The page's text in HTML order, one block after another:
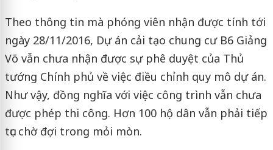
Theo thông tin mà phóng viên nhận được tính tới
ngày 28/11/2016, Dự án cải tạo chung cư B6 Giảng
Võ vẫn chưa nhận được sự phê duyệt của Thủ
tướng Chính phủ về việc điều chỉnh quy mô dự án.
Như vậy, đồng nghĩa với việc công trình vẫn chưa
được phép thi công. Hơn 100 hộ dân vẫn phải tiếp
tục chờ đợi trong mỏi mòn.